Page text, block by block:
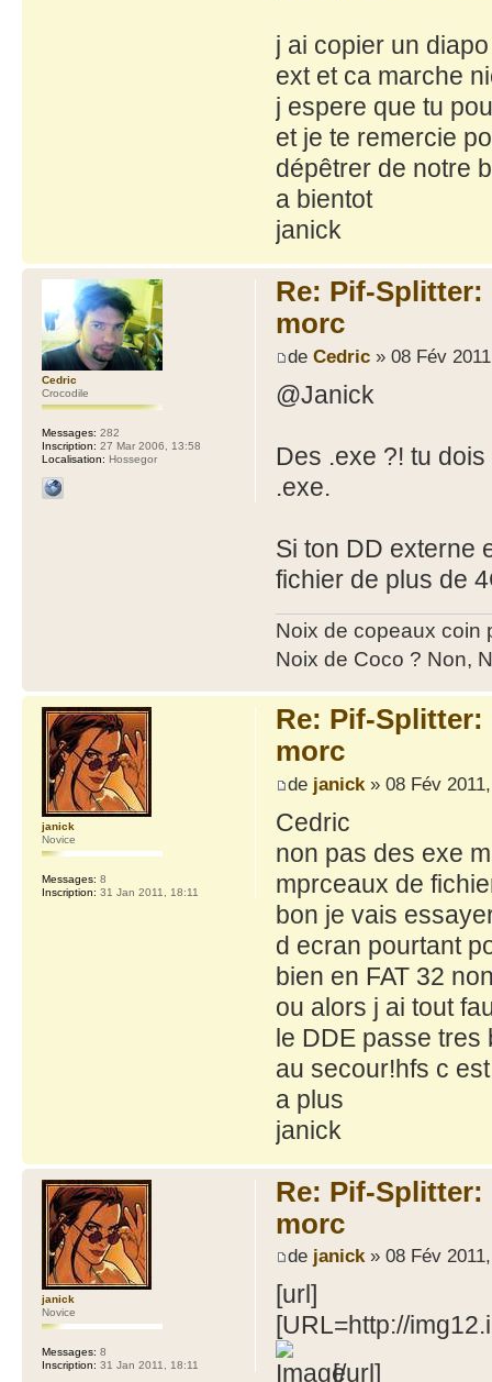
j ai copier un
ext et ca marche
j espere que tu
et je te remercie
dépêtrer de notre
a bientot
janick
Re: Pif-
morc
de Cedric» 08 Fév
@Janick
Des .exe ?! tu
.exe.
Si ton DD externe
fichier de plus de
Noix de copeaux coin
Noix de Coco ? Non,
Cedric
Crocodile
Messages: 282
Inscription: 27 Mar 2006, 13:58
Localisation: Hossegor
Re: Pif-
morc
de janick» 08 Fév
Cedric
non pas des exe
mprceaux de
bon je vais
d ecran pourtant
bien en FAT 32
ou alors j ai tout
le DDE passe tres
au secour!hfs c
a plus
janick
janick
Novice
Messages: 8
Inscription: 31 Jan 2011, 18:11
Re: Pif-
morc
de janick» 08 Fév
[url]
[URL=http://
[/url]
janick
Novice
Messages: 8
Inscription: 31 Jan 2011, 18:11